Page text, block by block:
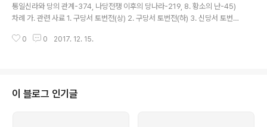
통일신라와 당의 관계-374, 나당전쟁 이후의 당나라-219, 8. 황소의 난-45)
차례 가. 관련 사료 1. 구당서 토번전(상) 2. 구당서 토번전(하) 3. 신당서 토번전
구당서 거란전 9. 신당서 거란전 10. 구당서 발해전 11. 신당서..
0 0 2017. 12. 15.
이 블로그 인기글